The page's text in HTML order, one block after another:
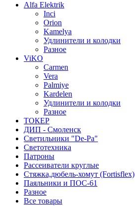
Alfa Elektrik
Inci
Orion
Kamelya
Удлинители и колодки
Разное
ViKO
Carmen
Vera
Palmiye
Kardelen
Удлинители и колодки
Разное
ТОКЕР
ДИП - Смоленск
Светильники "De-Pa"
Светотехника
Патроны
Рассеиватели круглые
Стяжка,дюбель-хомут (Fortisflex)
Паяльники и ПОС-61
Разное
Все товары